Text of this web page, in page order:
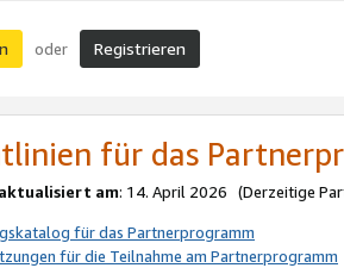
oder Registrieren
für das
am: 14. April 2026 (Derzeitige
für das Partnerprogramm
für die Teilnahme am Partnerprogramm